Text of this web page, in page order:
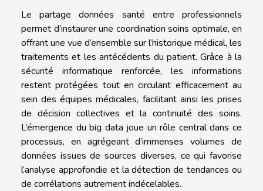
Le partage données santé entre professionnels
permet d’instaurer une coordination soins optimale, en
offrant une vue d’ensemble sur l’historique médical, les
traitements et les antécédents du patient. Grâce à la
sécurité informatique renforcée, les informations
restent protégées tout en circulant efficacement au
sein des équipes médicales, facilitant ainsi les prises
de décision collectives et la continuité des soins.
L’émergence du big data joue un rôle central dans ce
processus, en agrégeant d’immenses volumes de
données issues de sources diverses, ce qui favorise
l’analyse approfondie et la détection de tendances ou
de corrélations autrement indécelables.